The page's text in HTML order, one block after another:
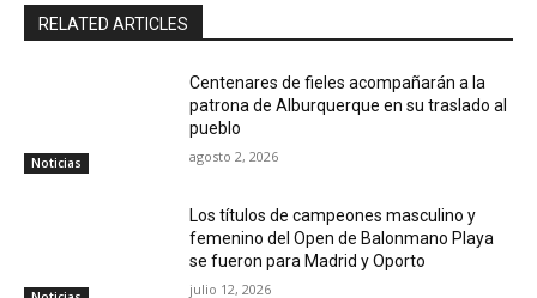
RELATED ARTICLES
Noticias
Centenares de fieles acompañarán a la
patrona de Alburquerque en su traslado al
pueblo
agosto 2, 2026
Los títulos de campeones masculino y
femenino del Open de Balonmano Playa
se fueron para Madrid y Oporto
julio 12, 2026